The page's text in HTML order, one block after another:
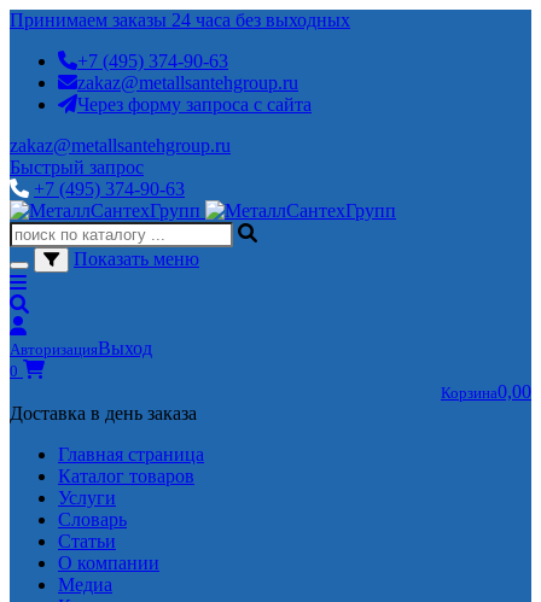
Принимаем заказы 24 часа без выходных
+7 (495) 374-90-63
zakaz@metallsantehgroup.ru
Через форму запроса с сайта
zakaz@metallsantehgroup.ru
Быстрый запрос
+7 (495) 374-90-63
Показать меню
АвторизацияВыход
0
Корзина0,00
Доставка в день заказа
Главная страница
Каталог товаров
Услуги
Словарь
Статьи
О компании
Медиа